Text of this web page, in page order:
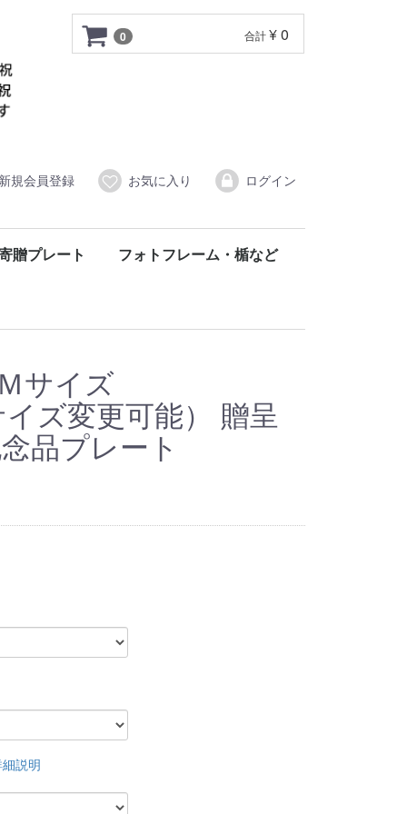
0 合計¥ 0
規会員登録 お気に入り ログイン
贈プレート フォトフレーム・楯など
サイズ
ズ変更可能） 贈呈
品プレート
説明